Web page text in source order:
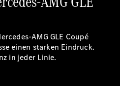
AMG GLE Coupé
einen starken Eindruck.
in jeder Linie.